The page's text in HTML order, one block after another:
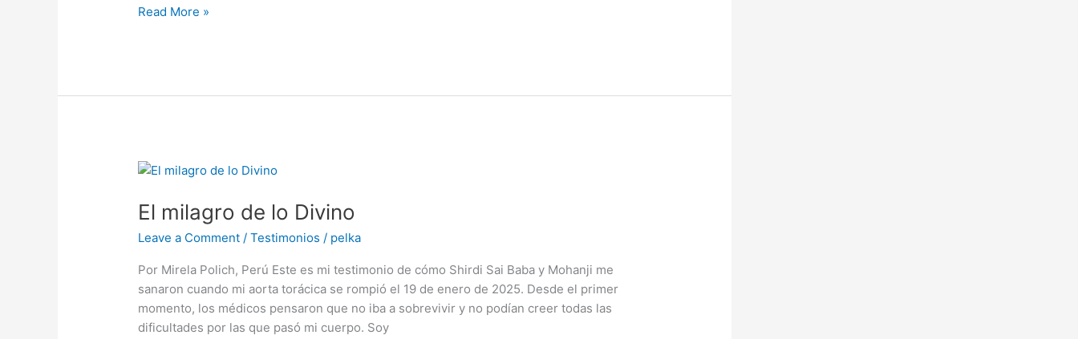
de
Read More »
El milagro de lo Divino
Leave a Comment /Testimonios / pelka
Por Mirela Polich, Perú Este es mi testimonio de cómo Shirdi Sai Baba y Mohanji me
sanaron cuando mi aorta torácica se rompió el 19 de enero de 2025. Desde el primer
momento, los médicos pensaron que no iba a sobrevivir y no podían creer todas las
dificultades por las que pasó mi cuerpo. Soy
El
de
Divino